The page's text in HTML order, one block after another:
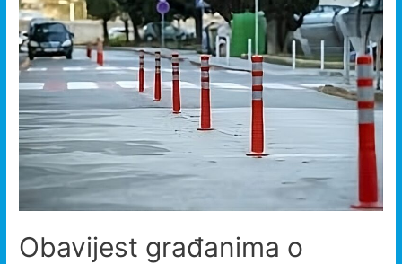
Obavijest građanima o